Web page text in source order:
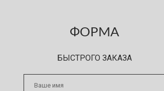
ФОРМА
БЫСТРОГО ЗАКАЗА